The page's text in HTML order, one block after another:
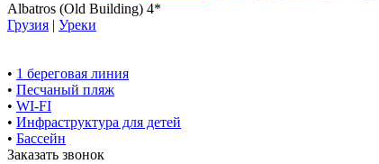
Albatros (Old Building) 4*
Грузия | Уреки
• 1 береговая линия
• Песчаный пляж
• WI-FI
• Инфраструктура для детей
• Бассейн
Заказать звонок